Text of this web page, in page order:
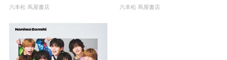
六本松 蔦屋書店 六本松 蔦屋書店